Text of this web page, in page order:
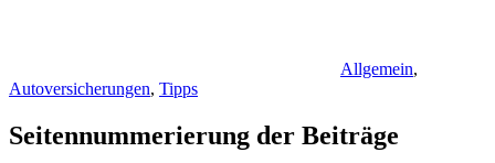
Allgemein,
Autoversicherungen, Tipps
Seitennummerierung der Beiträge